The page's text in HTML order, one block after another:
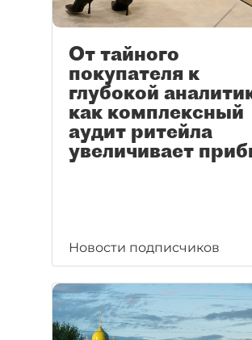
От тайного
покупателя к
глубокой
как комплексный
аудит ритейла
увеличивает
Новости подписчиков